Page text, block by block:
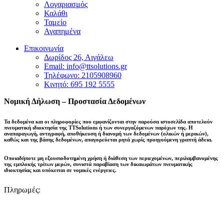
Λογαριασμός
Καλάθι
Ταμείο
Αγαπημένα
Επικοινωνία
Δωρίδος 26, Αιγάλεω
Email: info@ttsolutions.gr
Τηλέφωνο: 2105908960
Κινητό: 695 192 5555
Νομική Δήλωση – Προστασία Δεδομένων
Τα δεδομένα και οι πληροφορίες που εμφανίζονται στην παρούσα ιστοσελίδα αποτελούν
πνευματική ιδιοκτησία της TTSolutions ή των συνεργαζόμενων παρόχων της. Η
αναπαραγωγή, αντιγραφή, αποθήκευση ή διανομή των δεδομένων (ολικών ή μερικών),
καθώς και της βάσης δεδομένων, απαγορεύεται ρητά χωρίς προηγούμενη γραπτή άδεια.
Οποιαδήποτε μη εξουσιοδοτημένη χρήση ή διάθεση των περιεχομένων, περιλαμβανομένης
της εμπλοκής τρίτων μερών, συνιστά παραβίαση των δικαιωμάτων πνευματικής
ιδιοκτησίας και υπόκειται σε νομικές ενέργειες.
Πληρωμές: